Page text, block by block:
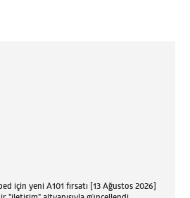
için yeni A101 fırsatı [13 Ağustos 2026]